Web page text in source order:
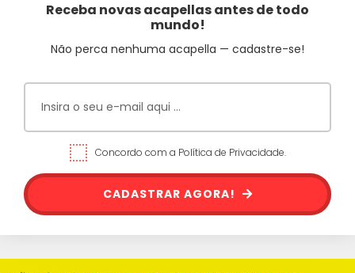
Receba novas acapellas antes de todo
mundo!
Não perca nenhuma acapella — cadastre-se!
Concordo com a Política de Privacidade.
CADASTRAR AGORA!